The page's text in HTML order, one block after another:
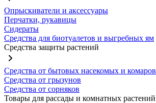
Опрыскиватели и аксессуары
Перчатки, рукавицы
Сидераты
Средства для биотуалетов и выгребных ям
Средства защиты растений
Средства от бытовых насекомых и комаров
Средства от грызунов
Средства от сорняков
Товары для рассады и комнатных растений